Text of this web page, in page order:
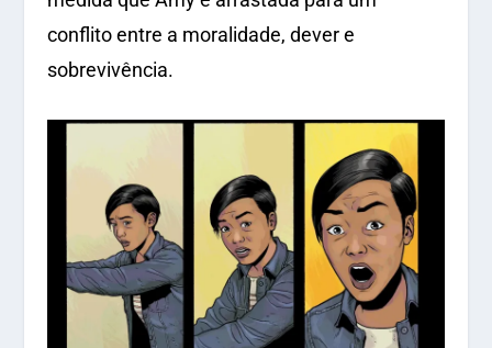
conflito entre a moralidade, dever e
sobrevivência.